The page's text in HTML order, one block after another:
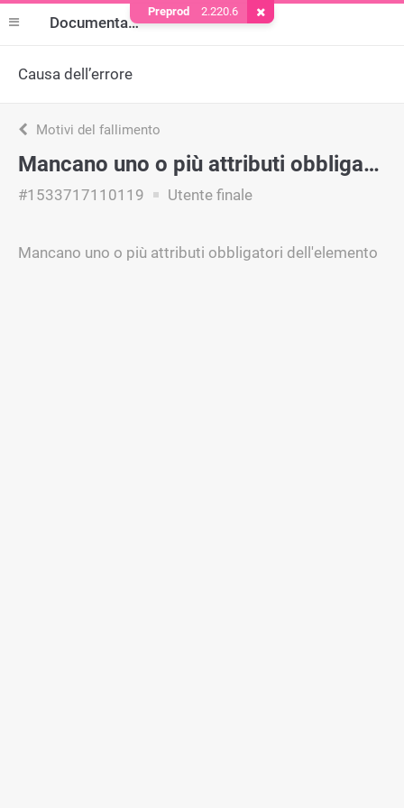
Documentazione
Causa dell’errore
Motivi del fallimento
Mancano uno o più attributi obbligatori dell'elemento
#1533717110119 Utente finale
Mancano uno o più attributi obbligatori dell'elemento
Preprod 2.220.6 Rimuovere il cookie